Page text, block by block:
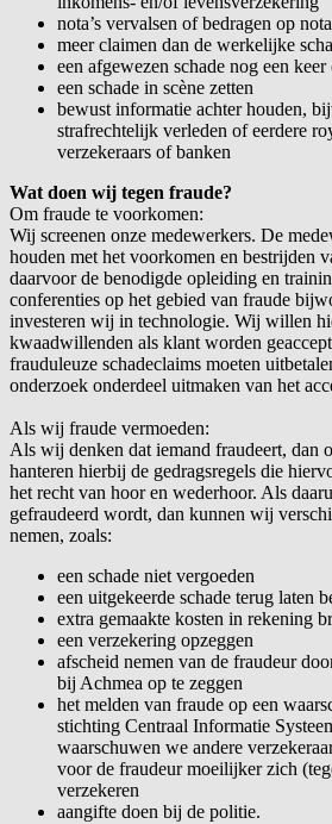
nota’s vervalsen of bedragen op
meer claimen dan de werkelijke
een afgewezen schade nog een keer
een schade in scène zetten
bewust informatie achter houden,
strafrechtelijk verleden of eerdere
verzekeraars of banken
Wat doen wij tegen fraude?
Om fraude te voorkomen:
Wij screenen onze medewerkers. De
houden met het voorkomen en bestrijden
daarvoor de benodigde opleiding en
conferenties op het gebied van fraude
investeren wij in technologie. Wij willen
kwaadwillenden als klant worden
frauduleuze schadeclaims moeten
onderzoek onderdeel uitmaken van het
Als wij fraude vermoeden:
Als wij denken dat iemand fraudeert, dan
hanteren hierbij de gedragsregels die
het recht van hoor en wederhoor. Als
gefraudeerd wordt, dan kunnen wij
nemen, zoals:
een schade niet vergoeden
een uitgekeerde schade terug laten
extra gemaakte kosten in rekening
een verzekering opzeggen
afscheid nemen van de fraudeur
bij Achmea op te zeggen
het melden van fraude op een
stichting Centraal Informatie
waarschuwen we andere
voor de fraudeur moeilijker zich
verzekeren
aangifte doen bij de politie.